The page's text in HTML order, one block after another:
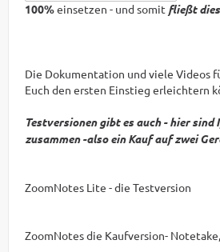
100%einsetzen - und somit fließt
Die Dokumentation und viele Videos
Euch den ersten Einstieg erleichtern
Testversionen gibt es auch - hier sind
zusammen -also ein Kauf auf zwei
ZoomNotes Lite - die Testversion
ZoomNotes die Kaufversion-